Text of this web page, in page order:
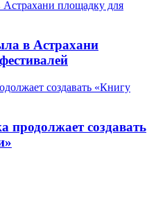
в Астрахани
продолжает создавать